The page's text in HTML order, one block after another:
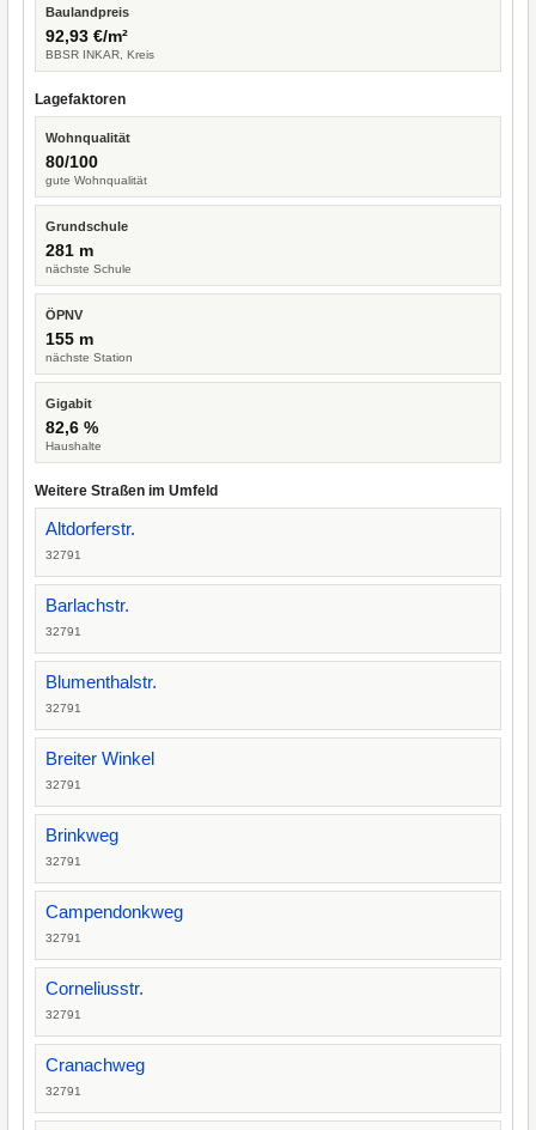
Baulandpreis
92,93 €/m²
BBSR INKAR, Kreis
Lagefaktoren
Wohnqualität
80/100
gute Wohnqualität
Grundschule
281 m
nächste Schule
ÖPNV
155 m
nächste Station
Gigabit
82,6 %
Haushalte
Weitere Straßen im Umfeld
Altdorferstr.
32791
Barlachstr.
32791
Blumenthalstr.
32791
Breiter Winkel
32791
Brinkweg
32791
Campendonkweg
32791
Corneliusstr.
32791
Cranachweg
32791